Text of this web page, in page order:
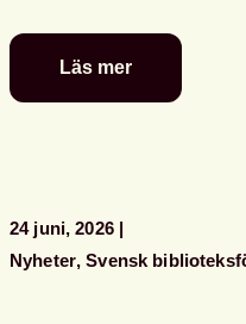
Läs mer
Glad
sommar
24 juni, 2026
Nyheter Svensk